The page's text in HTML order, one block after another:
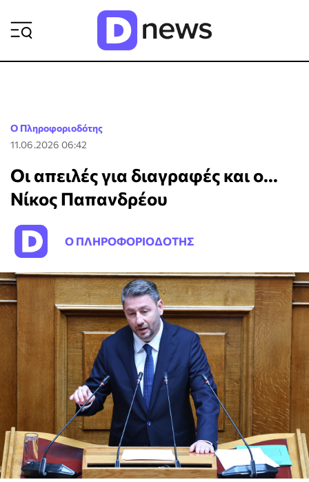
Ο Πληροφοριοδότης
11.06.2026 06:42
Οι απειλές για διαγραφές και ο...
Νίκος Παπανδρέου
Ο ΠΛΗΡΟΦΟΡΙΟΔΟΤΗΣ